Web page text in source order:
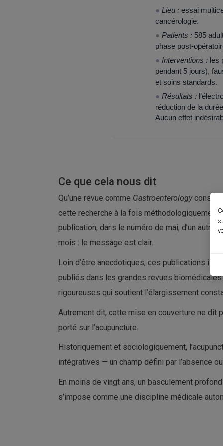
● Lieu : essai
cancérologie.
● Patients : 585
phase post-
● Interventions : les
pendant 5 jours),
et soins standards.
● Résultats :
réduction de la
Aucun effet
Ce que cela nous dit
Qu’une revue comme Gastroenterology
cette recherche à la fois méthodologiquement
publication, dans le numéro de mai, d’un autre
mois : le message est clair.
Loin d’être anecdotiques, ces publications
publiés dans les grandes revues
rigoureuses qui soutient l’élargissement
Autrement dit, cette mise en couverture ne dit
porté sur l’acupuncture.
Historiquement et sociologiquement,
intégratives — un champ défini par l’absence
En moins de vingt ans, un basculement
s’impose comme une discipline médicale